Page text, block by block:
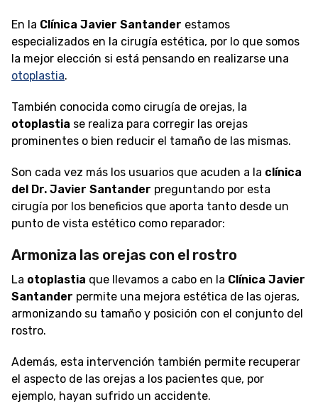
En la Clínica Javier Santander estamos
especializados en la cirugía estética, por lo que somos
la mejor elección si está pensando en realizarse una
otoplastia.
También conocida como cirugía de orejas, la
otoplastia se realiza para corregir las orejas
prominentes o bien reducir el tamaño de las mismas.
Son cada vez más los usuarios que acuden a la clínica
del Dr. Javier Santander preguntando por esta
cirugía por los beneficios que aporta tanto desde un
punto de vista estético como reparador:
Armoniza las orejas con el rostro
La otoplastia que llevamos a cabo en la Clínica Javier
Santander permite una mejora estética de las ojeras,
armonizando su tamaño y posición con el conjunto del
rostro.
Además, esta intervención también permite recuperar
el aspecto de las orejas a los pacientes que, por
ejemplo, hayan sufrido un accidente.